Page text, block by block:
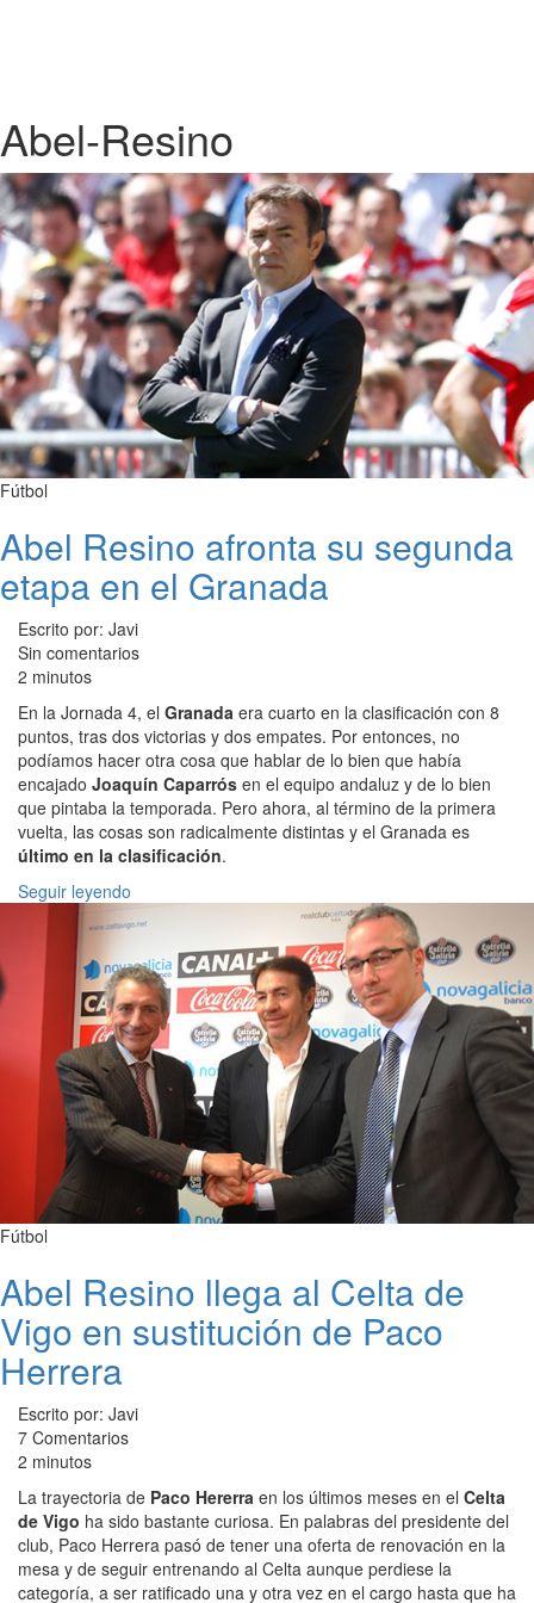
Abel-Resino
Fútbol
Abel Resino afronta su segunda
etapa en el Granada
Escrito por: Javi
Sin comentarios
2 minutos
En la Jornada 4, el Granada era cuarto en la clasificación con 8
puntos, tras dos victorias y dos empates. Por entonces, no
podíamos hacer otra cosa que hablar de lo bien que había
encajado Joaquín Caparrós en el equipo andaluz y de lo bien
que pintaba la temporada. Pero ahora, al término de la primera
vuelta, las cosas son radicalmente distintas y el Granada es
último en la clasificación.
Seguir leyendo
Fútbol
Abel Resino llega al Celta de
Vigo en sustitución de Paco
Herrera
Escrito por: Javi
7 Comentarios
2 minutos
La trayectoria de Paco Hererra en los últimos meses en el Celta
de Vigo ha sido bastante curiosa. En palabras del presidente del
club, Paco Herrera pasó de tener una oferta de renovación en la
mesa y de seguir entrenando al Celta aunque perdiese la
categoría, a ser ratificado una y otra vez en el cargo hasta que ha